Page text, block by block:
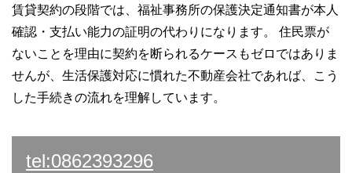
賃貸契約の段階では、福祉事務所の保護決定通知書が本人
確認・支払い能力の証明の代わりになります。 住民票が
ないことを理由に契約を断られるケースもゼロではありま
せんが、生活保護対応に慣れた不動産会社であれば、こう
した手続きの流れを理解しています。
tel:0862393296